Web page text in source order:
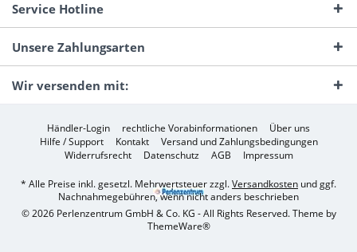
Service Hotline
Unsere Zahlungsarten
Wir versenden mit:
Händler-Login rechtliche Vorabinformationen
Über uns
Hilfe / Support
Kontakt
Versand und Zahlungsbedingungen
Widerrufsrecht
Datenschutz AGB Impressum
* Alle Preise inkl. gesetzl. Mehrwertsteuer zzgl.Versandkosten und ggf.
Nachnahmegebühren, wenn nicht anders beschrieben
© 2026 Perlenzentrum GmbH & Co. KG - All Rights Reserved. Theme by
ThemeWare®